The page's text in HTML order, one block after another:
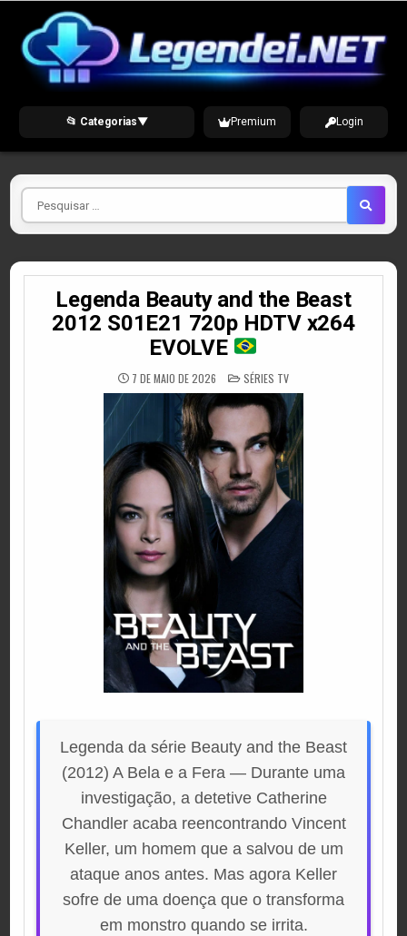
content
📂 Categorias▼ Premium Login
Pesquisar
por
Legenda Beauty and the Beast
2012 S01E21 720p HDTV x264
EVOLVE
7 DE MAIO DE 2026 POSTED
IN
SÉRIES TV
Legenda da série Beauty and the Beast
(2012) A Bela e a Fera — Durante uma
investigação, a detetive Catherine
Chandler acaba reencontrando Vincent
Keller, um homem que a salvou de um
ataque anos antes. Mas agora Keller
sofre de uma doença que o transforma
em monstro quando se irrita.